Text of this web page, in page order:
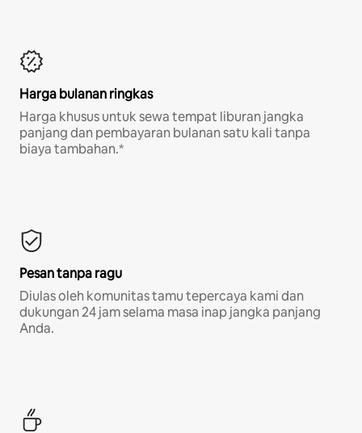
Harga bulanan ringkas
Harga khusus untuk sewa tempat liburan jangka
panjang dan pembayaran bulanan satu kali tanpa
biaya tambahan.*
Pesan tanpa ragu
Diulas oleh komunitas tamu tepercaya kami dan
dukungan 24 jam selama masa inap jangka panjang
Anda.